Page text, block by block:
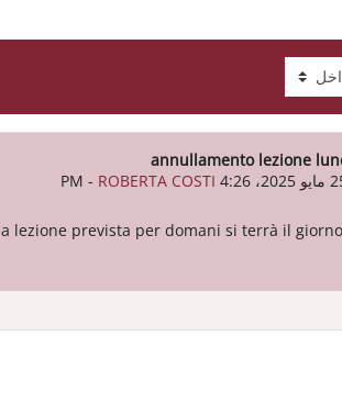
annullamento lezione
- ROBERTA COSTI
lezione prevista per domani si terrà il